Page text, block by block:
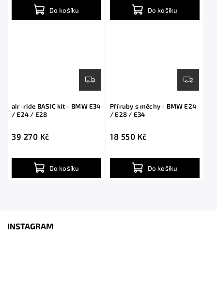
Do košíku Do košíku
air-ride BASIC kit - BMW E34
/ E24 / E28
39 270 Kč
Do košíku
Příruby s měchy - BMW E24
/ E28 / E34
18 550 Kč
Do košíku
INSTAGRAM